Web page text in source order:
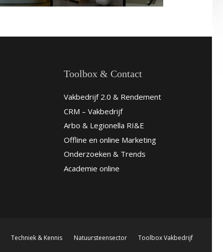
Toolbox & Contact
Vakbedrijf 2.0 & Rendement
CRM – Vakbedrijf
Arbo & Legionella RI&E
Offline en online Marketing
Onderzoeken & Trends
Academie online
Techniek & Kennis Natuursteensector Toolbox Vakbedrijf